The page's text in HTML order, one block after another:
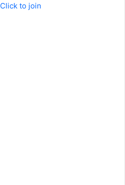
Click to join